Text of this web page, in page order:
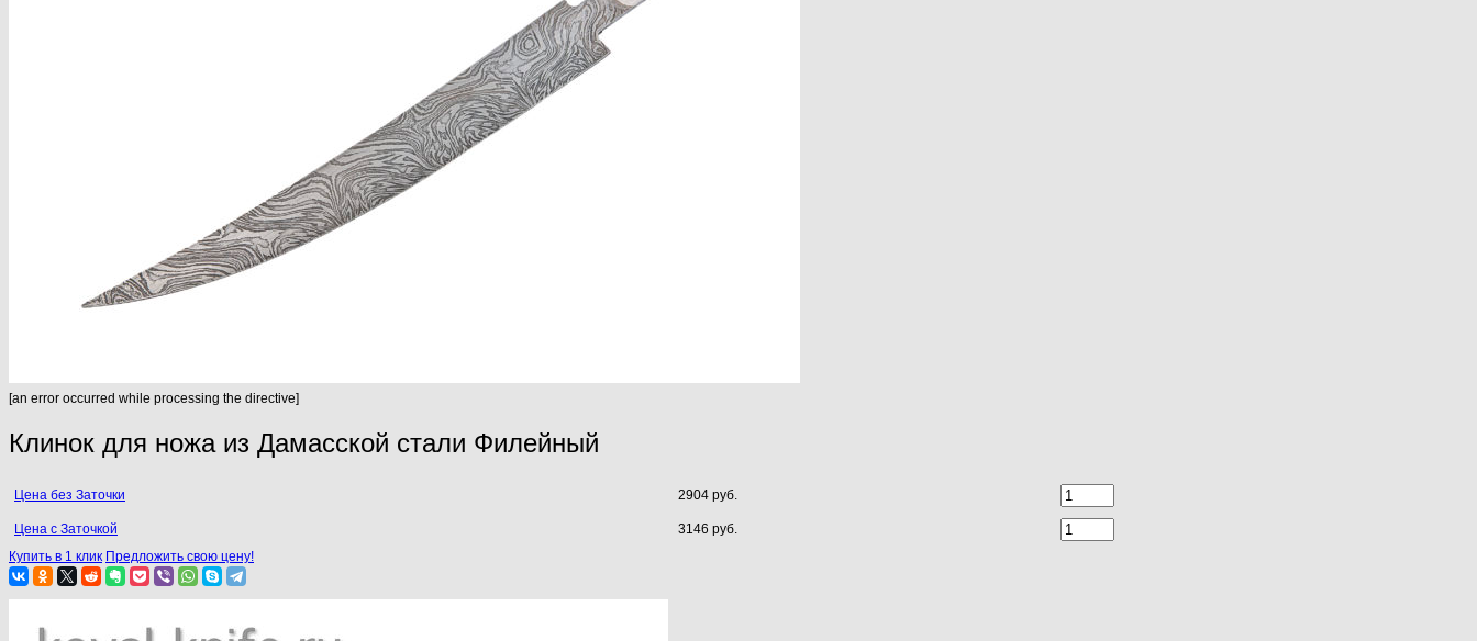
[an error occurred while processing the directive]
Клинок для ножа из Дамасской стали Филейный
Цена без Заточки 2904 руб.
Цена с Заточкой
3146 руб.
Купить в 1 клик Предложить свою цену!